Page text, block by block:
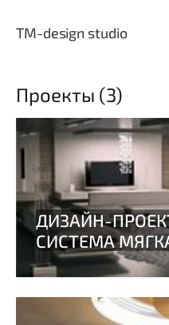
TM-design studio
Проекты (3)